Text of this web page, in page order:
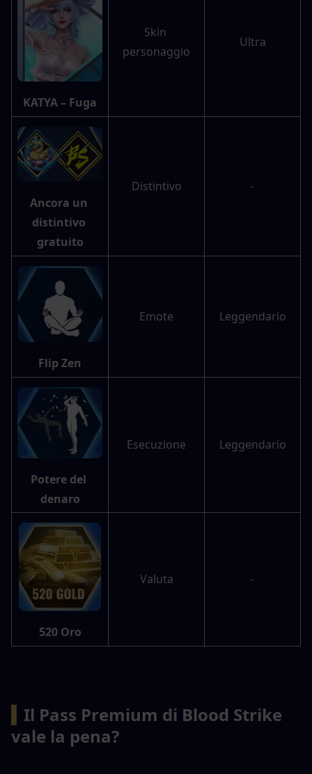
KATYA – Fuga
Skin
personaggio
Ultra
Ancora un
distintivo
gratuito
Distintivo -
Flip Zen
Emote Leggendario
Potere del
denaro
Esecuzione Leggendario
520 Oro
Valuta -
Il Pass Premium di Blood Strike
vale la pena?